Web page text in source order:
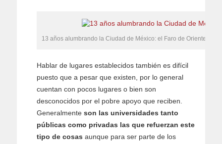
13 años alumbrando la Ciudad de México: el Faro de Oriente.
Hablar de lugares establecidos también es difícil
puesto que a pesar que existen, por lo general
cuentan con pocos lugares o bien son
desconocidos por el pobre apoyo que reciben.
Generalmente son las universidades tanto
públicas como privadas las que refuerzan este
tipo de cosas aunque para ser parte de los